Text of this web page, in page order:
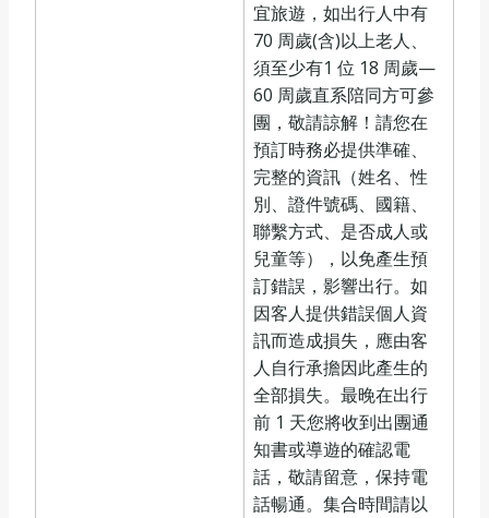
宜旅遊，如出行人中有
70 周歲(含)以上老人、
須至少有1 位 18 周歲—
60 周歲直系陪同方可參
團，敬請諒解！請您在
預訂時務必提供準確、
完整的資訊（姓名、性
別、證件號碼、國籍、
聯繫方式、是否成人或
兒童等），以免產生預
訂錯誤，影響出行。如
因客人提供錯誤個人資
訊而造成損失，應由客
人自行承擔因此產生的
全部損失。最晚在出行
前 1 天您將收到出團通
知書或導遊的確認電
話，敬請留意，保持電
話暢通。集合時間請以